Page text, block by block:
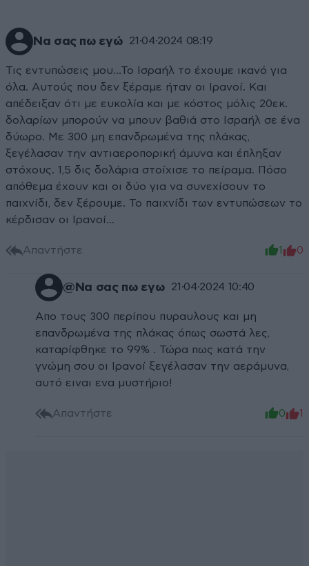
Να σας πω εγώ 21·04·2024 08:19
Τις εντυπώσεις μου…Το Ισραήλ το έχουμε ικανό για
όλα. Αυτούς που δεν ξέραμε ήταν οι Ιρανοί. Και
απέδειξαν ότι με ευκολία και με κόστος μόλις 20εκ.
δολαρίων μπορούν να μπουν βαθιά στο Ισραήλ σε ένα
δύωρο. Με 300 μη επανδρωμένα της πλάκας,
ξεγέλασαν την αντιαεροπορική άμυνα και έπληξαν
στόχους. 1,5 δις δολάρια στοίχισε το πείραμα. Πόσο
απόθεμα έχουν και οι δύο για να συνεχίσουν το
παιχνίδι, δεν ξέρουμε. Το παιχνίδι των εντυπώσεων το
κέρδισαν οι Ιρανοί…
Απαντήστε 1 0
@Να σας πω εγω 21·04·2024 10:40
Απο τους 300 περίπου πυραυλους και μη
επανδρωμένα της πλάκας όπως σωστά λες,
καταρίφθηκε το 99% . Τώρα πως κατά την
γνώμη σου οι Ιρανοί ξεγέλασαν την αεράμυνα,
αυτό ειναι ενα μυστήριο!
Απαντήστε 0 1